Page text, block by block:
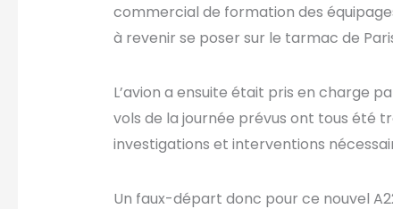
commercial de formation des
à revenir se poser sur le tarmac de
L’avion a ensuite était pris en charge
vols de la journée prévus ont tous été
investigations et interventions
Un faux-départ donc pour ce nouvel